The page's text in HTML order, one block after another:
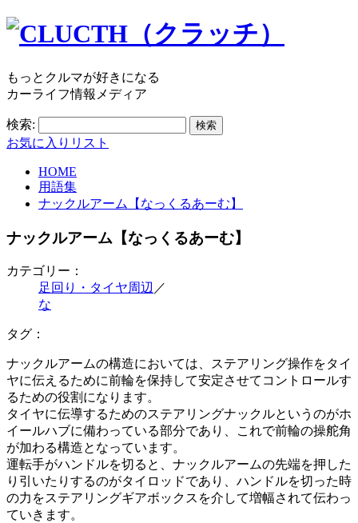
もっとクルマが好きになる
カーライフ情報メディア
検索:
お気に入りリスト
HOME
用語集
ナックルアーム【なっくるあーむ】
ナックルアーム【なっくるあーむ】
カテゴリー：
足回り・タイヤ周辺 ／
な
タグ：
ナックルアームの構造においては、ステアリング操作をタイ
ヤに伝えるために前輪を保持して安定させてコントロールす
るための役割になります。
タイヤに伝導するためのステアリングナックルというのがホ
イールハブに備わっている部分であり、これで前輪の操舵角
が加わる構造となっています。
運転手がハンドルを切ると、ナックルアームの先端を押した
り引いたりするのがタイロッドであり、ハンドルを切った時
の力をステアリングギアボックスを介して増幅されて伝わっ
ていきます。